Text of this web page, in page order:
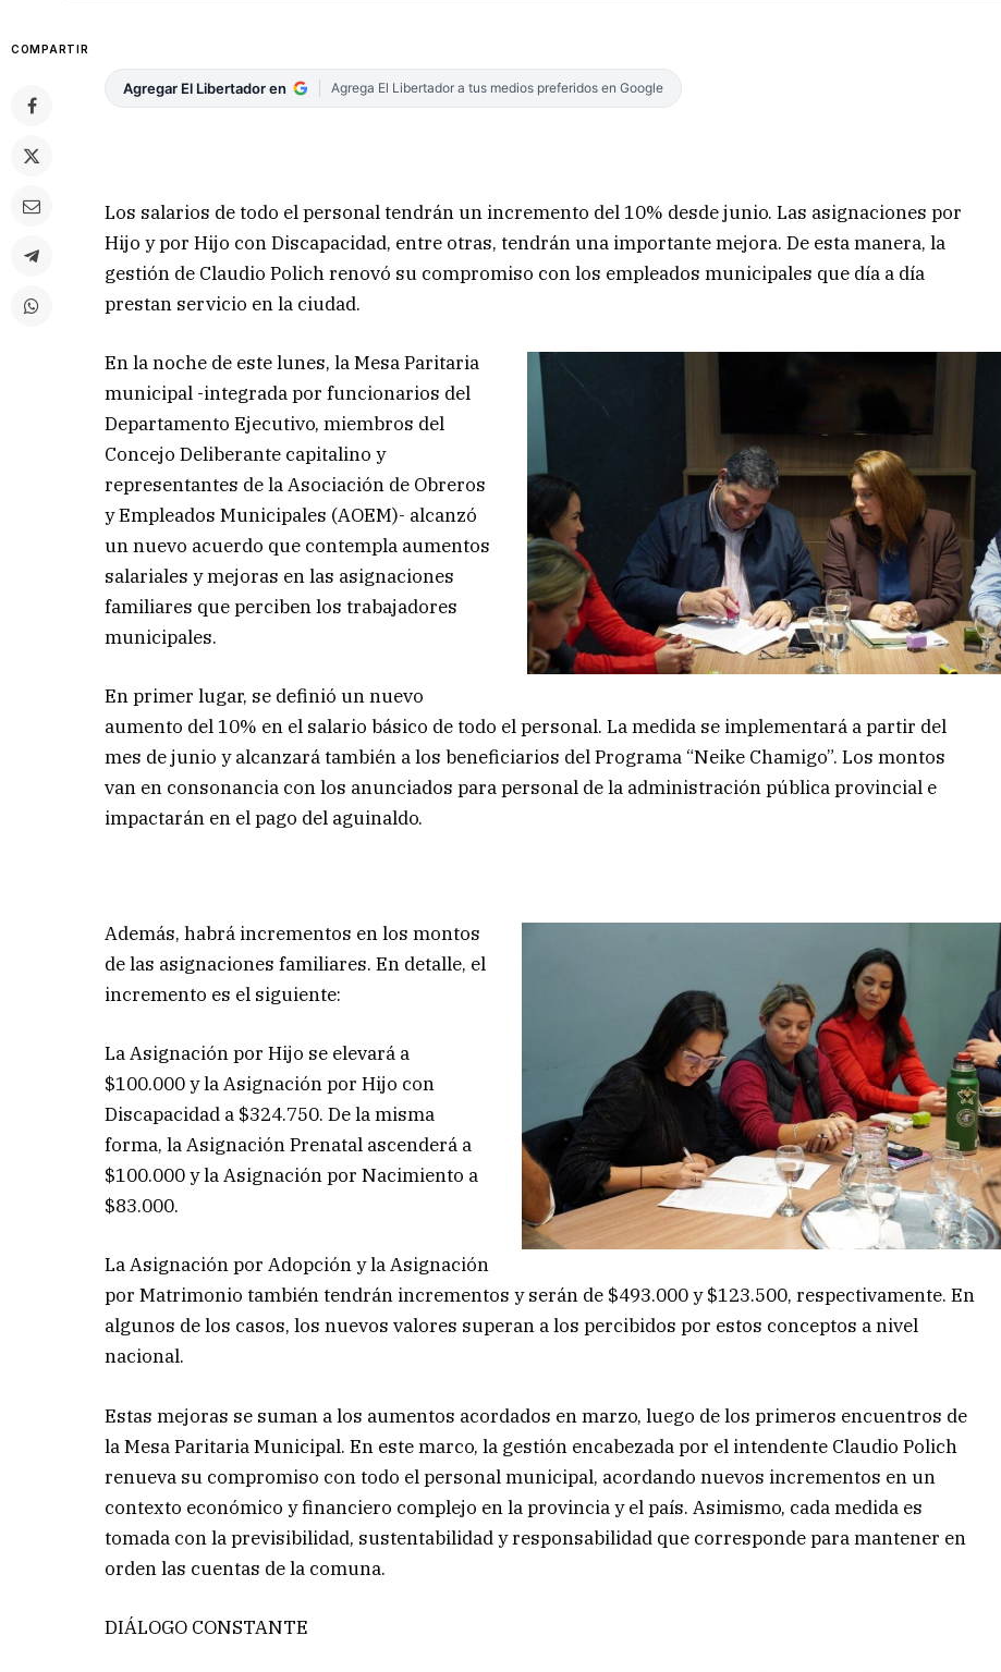
COMPARTIR
Agregar El Libertador en Agrega El Libertador a tus medios preferidos en Google
Los salarios de todo el personal tendrán un incremento del 10% desde junio. Las asignaciones por
Hijo y por Hijo con Discapacidad, entre otras, tendrán una importante mejora. De esta manera, la
gestión de Claudio Polich renovó su compromiso con los empleados municipales que día a día
prestan servicio en la ciudad.
En la noche de este lunes, la Mesa Paritaria
municipal -integrada por funcionarios del
Departamento Ejecutivo, miembros del
Concejo Deliberante capitalino y
representantes de la Asociación de Obreros
y Empleados Municipales (AOEM)- alcanzó
un nuevo acuerdo que contempla aumentos
salariales y mejoras en las asignaciones
familiares que perciben los trabajadores
municipales.
En primer lugar, se definió un nuevo
aumento del 10% en el salario básico de todo el personal. La medida se implementará a partir del
mes de junio y alcanzará también a los beneficiarios del Programa “Neike Chamigo”. Los montos
van en consonancia con los anunciados para personal de la administración pública provincial e
impactarán en el pago del aguinaldo.
Además, habrá incrementos en los montos
de las asignaciones familiares. En detalle, el
incremento es el siguiente:
La Asignación por Hijo se elevará a
$100.000 y la Asignación por Hijo con
Discapacidad a $324.750. De la misma
forma, la Asignación Prenatal ascenderá a
$100.000 y la Asignación por Nacimiento a
$83.000.
La Asignación por Adopción y la Asignación
por Matrimonio también tendrán incrementos y serán de $493.000 y $123.500, respectivamente. En
algunos de los casos, los nuevos valores superan a los percibidos por estos conceptos a nivel
nacional.
Estas mejoras se suman a los aumentos acordados en marzo, luego de los primeros encuentros de
la Mesa Paritaria Municipal. En este marco, la gestión encabezada por el intendente Claudio Polich
renueva su compromiso con todo el personal municipal, acordando nuevos incrementos en un
contexto económico y financiero complejo en la provincia y el país. Asimismo, cada medida es
tomada con la previsibilidad, sustentabilidad y responsabilidad que corresponde para mantener en
orden las cuentas de la comuna.
DIÁLOGO CONSTANTE